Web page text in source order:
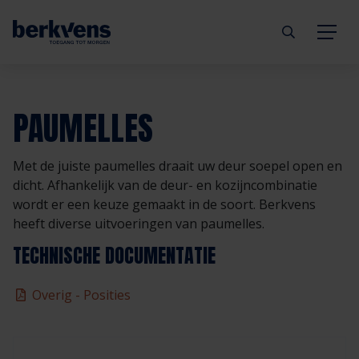
Deuren
Kozijnen
Hang- & sluitwerk
Eengezinswoning
Meergezinswoning
Utiliteitsgebouw
Aannemer
Architect
Projectontwikkelaar
Inbraakwerend
Brandwerend
Geluidwerend
mijndeur.nl
Webshop
Inspiratie
Blog
Organisatie
Duurzaamheid
PAUMELLES
Met de juiste paumelles draait uw deur soepel open en
dicht. Afhankelijk van de deur- en kozijncombinatie
wordt er een keuze gemaakt in de soort. Berkvens
heeft diverse uitvoeringen van paumelles.
TECHNISCHE DOCUMENTATIE
Overig - Posities